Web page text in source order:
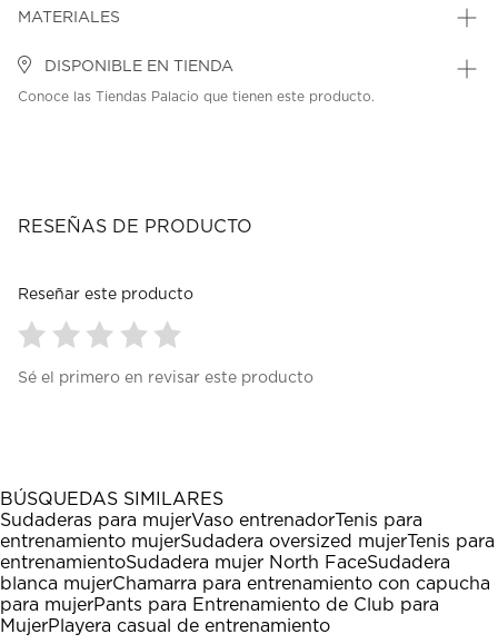
MATERIALES
DISPONIBLE EN TIENDA
Conoce las Tiendas Palacio que tienen este producto.
RESEÑAS DE PRODUCTO
Reseñar este producto
para
1
estrella
Esta
acción
abrirá
el
formulario
de
para
estrellas.
Esta
acción
abrirá
el
formulario
de
para
estrellas.
Esta
acción
abrirá
el
formulario
de
para
estrellas.
Esta
acción
abrirá
el
formulario
de
para
estrellas.
Esta
acción
abrirá
el
formulario
de
Sé el primero en revisar este producto
BÚSQUEDAS SIMILARES
Sudaderas para mujerVaso entrenadorTenis para
entrenamiento mujerSudadera oversized mujerTenis para
entrenamientoSudadera mujer North FaceSudadera
blanca mujerChamarra para entrenamiento con capucha
para mujerPants para Entrenamiento de Club para
MujerPlayera casual de entrenamiento